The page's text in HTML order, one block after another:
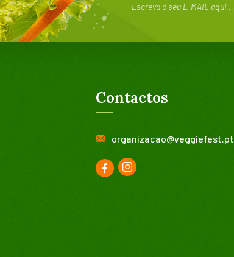
Contactos
organizacao@veggiefest.pt